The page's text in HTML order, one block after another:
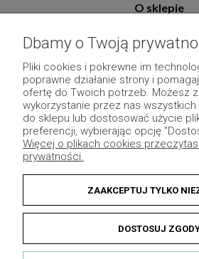
O sklepie
Płatność i
Moje konto
Pozostałe
Dbamy o Twoją
Pliki cookies i pokrewne im
poprawne działanie strony i
ofertę do Twoich potrzeb. Możesz
wykorzystanie przez nas
do sklepu lub dostosować użycie
preferencji, wybierając opcję
Więcej o plikach cookies
prywatności.
ZAAKCEPTUJ TYLKO
DOSTOSUJ